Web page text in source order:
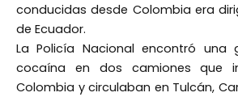
conducidas desde Colombia era
de Ecuador.
La Policía Nacional encontró una
cocaína en dos camiones que
Colombia y circulaban en Tulcán,